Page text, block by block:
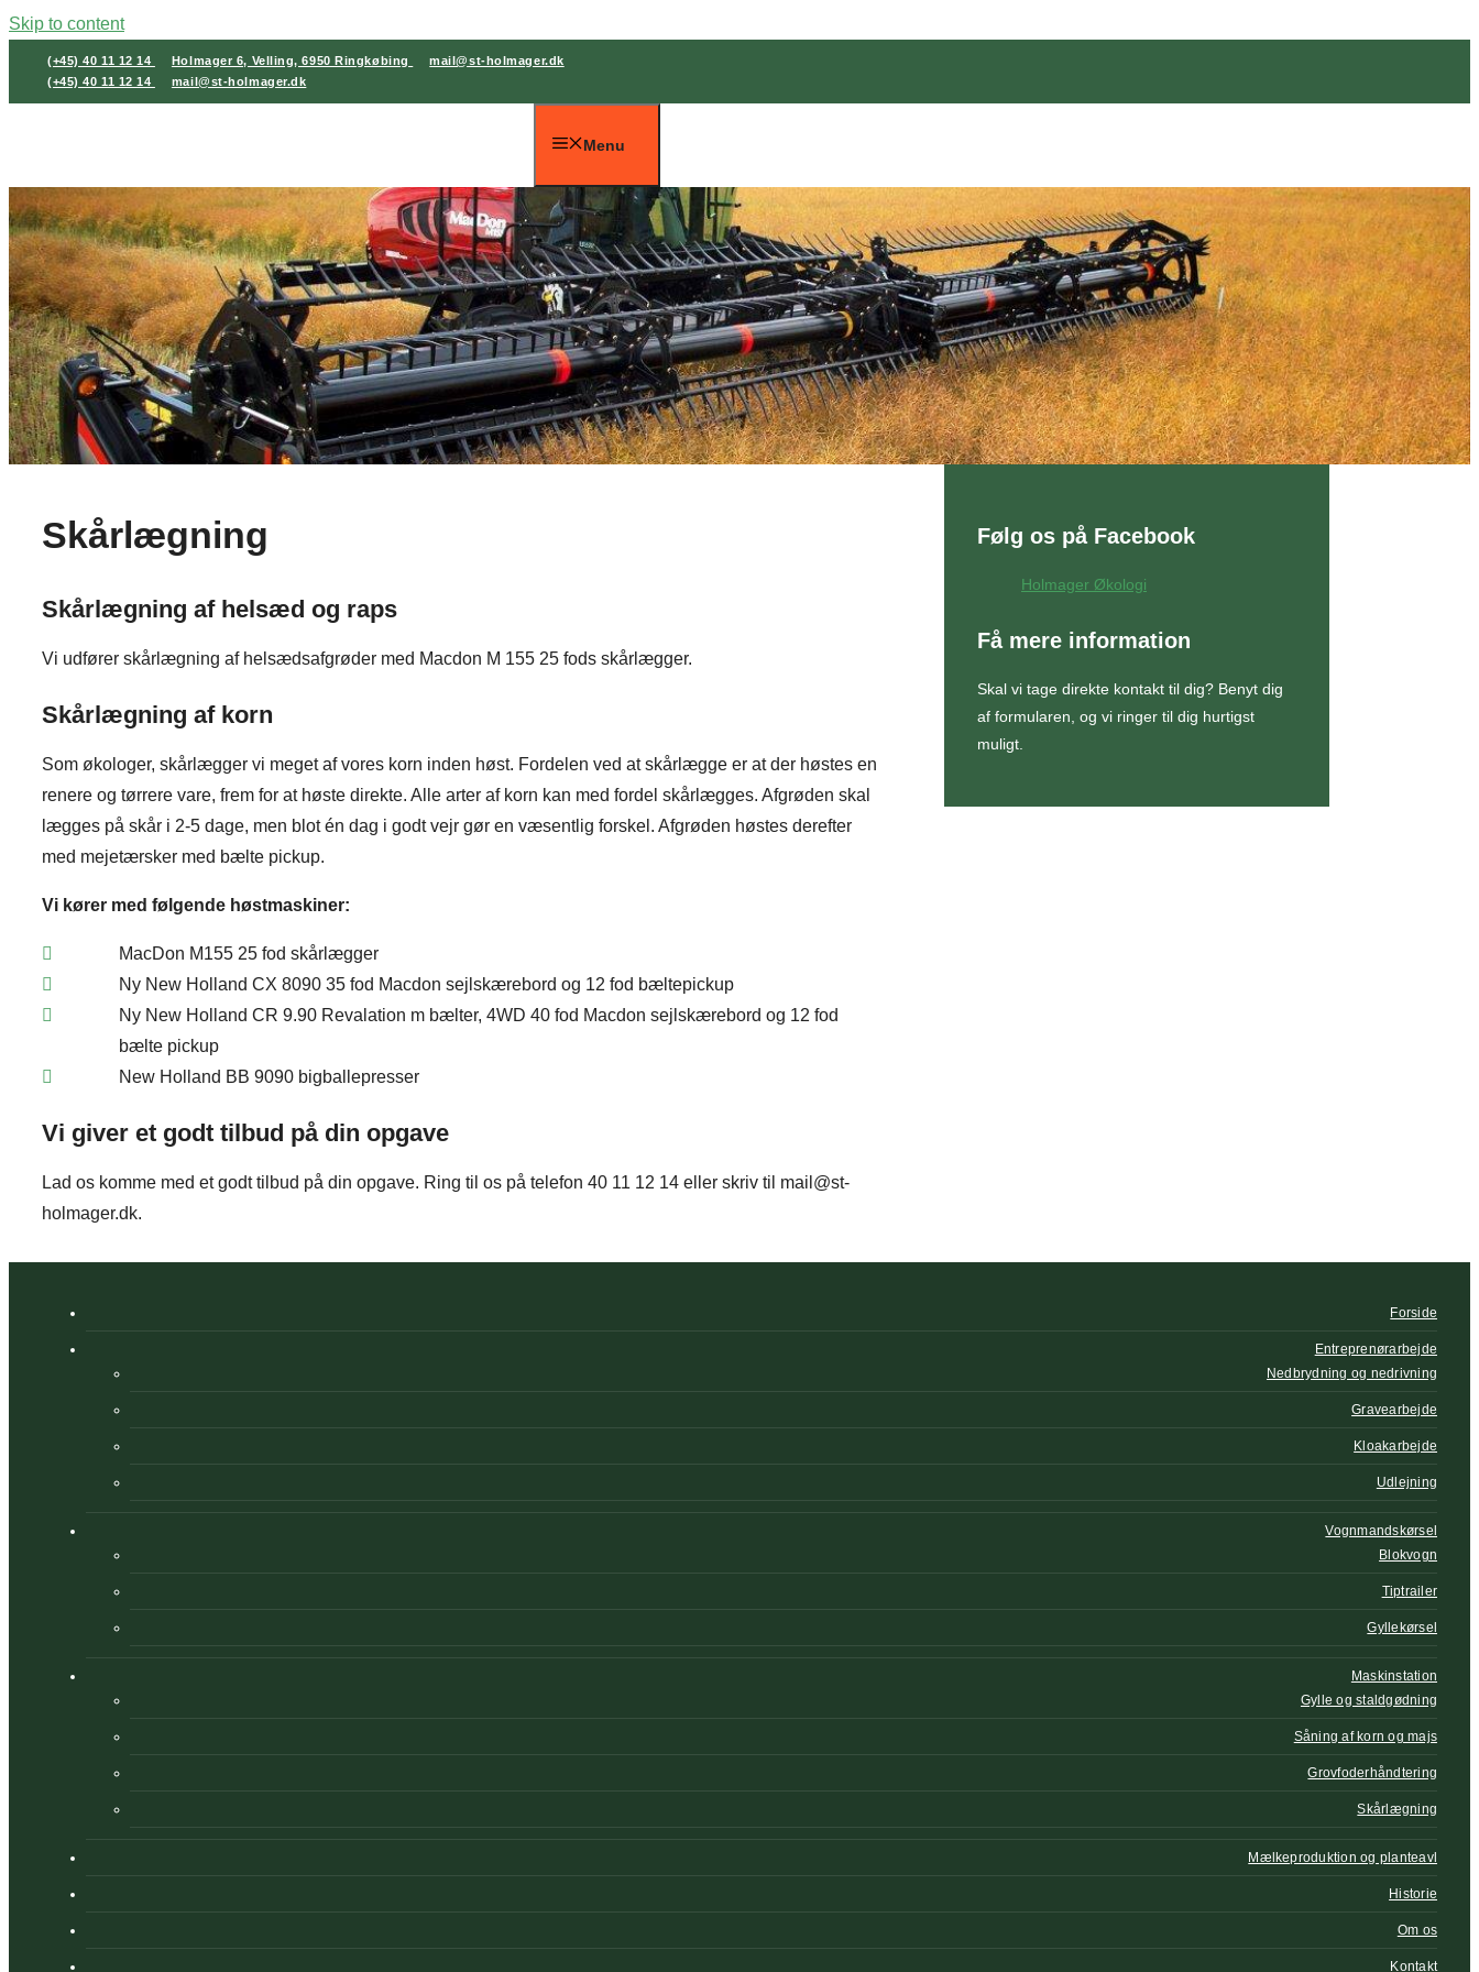
Skip to content
(+45) 40 11 12 14 Holmager 6, Velling, 6950 Ringkøbing
mail@st-holmager.dk
(+45) 40 11 12 14
mail@st-holmager.dk
Menu
Skårlægning
Skårlægning af helsæd og raps
Vi udfører skårlægning af helsædsafgrøder med Macdon M 155 25 fods skårlægger.
Skårlægning af korn
Som økologer, skårlægger vi meget af vores korn inden høst. Fordelen ved at skårlægge er at der høstes en
renere og tørrere vare, frem for at høste direkte. Alle arter af korn kan med fordel skårlægges. Afgrøden skal
lægges på skår i 2-5 dage, men blot én dag i godt vejr gør en væsentlig forskel. Afgrøden høstes derefter
med mejetærsker med bælte pickup.
Vi kører med følgende høstmaskiner:
MacDon M155 25 fod skårlægger
Ny New Holland CX 8090 35 fod Macdon sejlskærebord og 12 fod bæltepickup
Ny New Holland CR 9.90 Revalation m bælter, 4WD 40 fod Macdon sejlskærebord og 12 fod
bælte pickup
New Holland BB 9090 bigballepresser
Vi giver et godt tilbud på din opgave
​Lad os komme med et godt tilbud på din opgave. Ring til os på telefon 40 11 12 14 eller skriv til mail@st-
holmager.dk.
Følg os på Facebook
Holmager Økologi
Få mere information
Skal vi tage direkte kontakt til dig? Benyt dig
af formularen, og vi ringer til dig hurtigst
muligt.
Forside
Entreprenørarbejde
Nedbrydning og nedrivning
Gravearbejde
Kloakarbejde
Udlejning
Vognmandskørsel
Blokvogn
Tiptrailer
Gyllekørsel
Maskinstation
Gylle og staldgødning
Såning af korn og majs
Grovfoderhåndtering
Skårlægning
Mælkeproduktion og planteavl
Historie
Om os
Kontakt